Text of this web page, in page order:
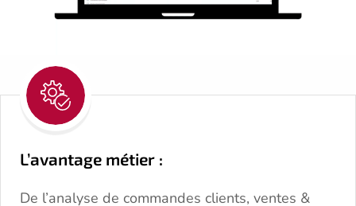
L’avantage métier :
De l’analyse de commandes clients, ventes &